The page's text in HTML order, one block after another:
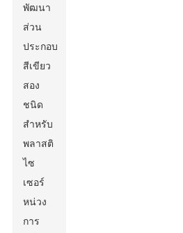
พัฒนา
ส่วน
ประกอบ
สีเขียว
สอง
ชนิด
สำหรับ
พลาสติ
ไซ
เซอร์
หน่วง
การ